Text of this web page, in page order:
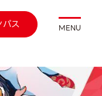
パス MENU